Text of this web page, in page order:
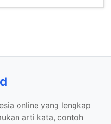
online yang lengkap
arti kata, contoh